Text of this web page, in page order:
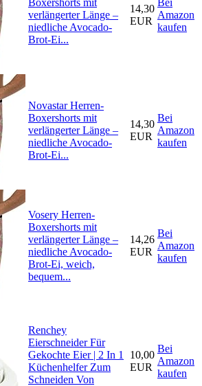
Boxershorts mit
verlängerter Länge –
niedliche Avocado-
Brot-Ei...
14,30
EUR
Bei
Amazon
kaufen
Novastar Herren-
Boxershorts mit
verlängerter Länge –
niedliche Avocado-
Brot-Ei...
14,30
EUR
Bei
Amazon
kaufen
Vosery Herren-
Boxershorts mit
verlängerter Länge –
niedliche Avocado-
Brot-Ei, weich,
bequem...
14,26
EUR
Bei
Amazon
kaufen
Renchey
Eierschneider Für
Gekochte Eier | 2 In 1
Küchenhelfer Zum
Schneiden Von
10,00
EUR
Bei
Amazon
kaufen